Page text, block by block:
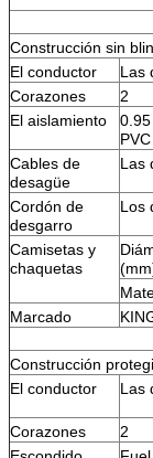
Construcción sin
El conductor
Las
Corazones
2
El aislamiento
PVC
Cables de
desagüe
Las
Cordón de
desgarro
Los
Camisetas y
chaquetas
Marcado
Construcción
El conductor
Las
Corazones
2